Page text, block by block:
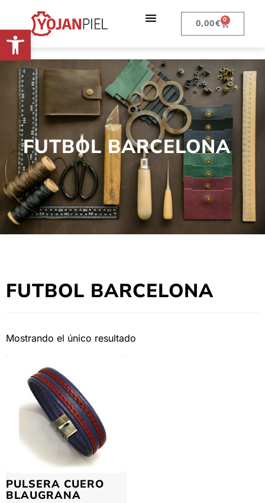
Abrir barra de herramientas 0,00€ 0
FUTBOL BARCELONA
FUTBOL BARCELONA
Mostrando el único resultado
PULSERA CUERO
BLAUGRANA